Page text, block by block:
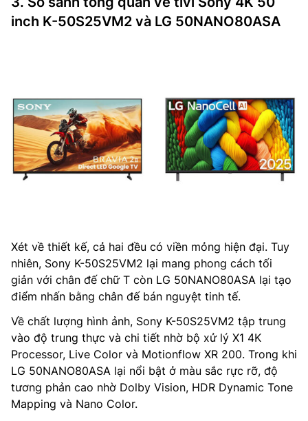
inch K-50S25VM2 và LG 50NANO80ASA
Xét về thiết kế, cả hai đều có viền mỏng hiện đại. Tuy
nhiên, Sony K-50S25VM2 lại mang phong cách tối
giản với chân đế chữ T còn LG 50NANO80ASA lại tạo
điểm nhấn bằng chân đế bán nguyệt tinh tế.
Về chất lượng hình ảnh, Sony K-50S25VM2 tập trung
vào độ trung thực và chi tiết nhờ bộ xử lý X1 4K
Processor, Live Color và Motionflow XR 200. Trong khi
LG 50NANO80ASA lại nổi bật ở màu sắc rực rỡ, độ
tương phản cao nhờ Dolby Vision, HDR Dynamic Tone
Mapping và Nano Color.